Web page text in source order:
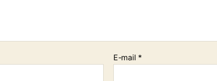
E-mail *